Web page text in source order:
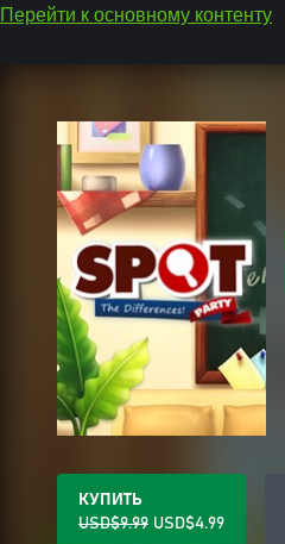
Перейти к основному контенту
КУПИТЬ
USD$9.99 USD$4.99